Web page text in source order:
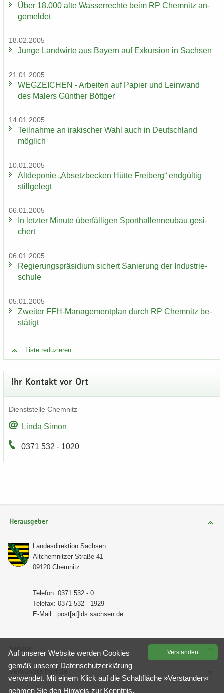
Über 18.000 alte Was­ser­rech­te beim RP Chem­nitz an­
ge­mel­det
18.02.2005
Junge Land­wir­te aus Bay­ern auf Ex­kur­si­on in Sach­sen
21.01.2005
WEG­ZEI­CHEN - Ar­bei­ten auf Pa­pier und Lein­wand
des Ma­lers Gün­ther Bött­ger
14.01.2005
Teil­nah­me an ira­ki­scher Wahl auch in Deutsch­land
mög­lich
10.01.2005
Alt­de­po­nie „Ab­setz­be­cken Hütte Frei­berg“ end­gül­tig
still­ge­legt
06.01.2005
In letz­ter Mi­nu­te über­fäl­li­gen Sport­hal­len­neu­bau ge­si­
chert
06.01.2005
Re­gie­rungs­prä­si­di­um si­chert Sa­nie­rung der In­dus­trie­
schu­le
05.01.2005
Zwei­ter FFH-​Managementplan durch RP Chem­nitz be­
stä­tigt
Liste re­du­zie­ren ...
Ihr Kon­takt vor Ort
Dienst­stel­le Chem­nitz
Linda Simon
0371 532 - 1020
Herausgeber
Lan­des­di­rek­ti­on Sach­sen
Alt­chem­nit­zer Stra­ße 41
09120 Chem­nitz
Te­le­fon: 0371 532 - 0
Te­le­fax: 0371 532 - 1929
E-​Mail: post[at]lds.sach­sen.de
Service
Verwandte Portale
Ver­stan­den
Auf un­se­rer Web­site wer­den Coo­kies
gemäß un­se­rer Da­ten­schutz­er­klä­rung
ver­wen­det. Mit einem Klick auf die Schalt­flä­che »Ver­stan­den«
neh­men Sie den Hin­weis zur Kennt­nis.